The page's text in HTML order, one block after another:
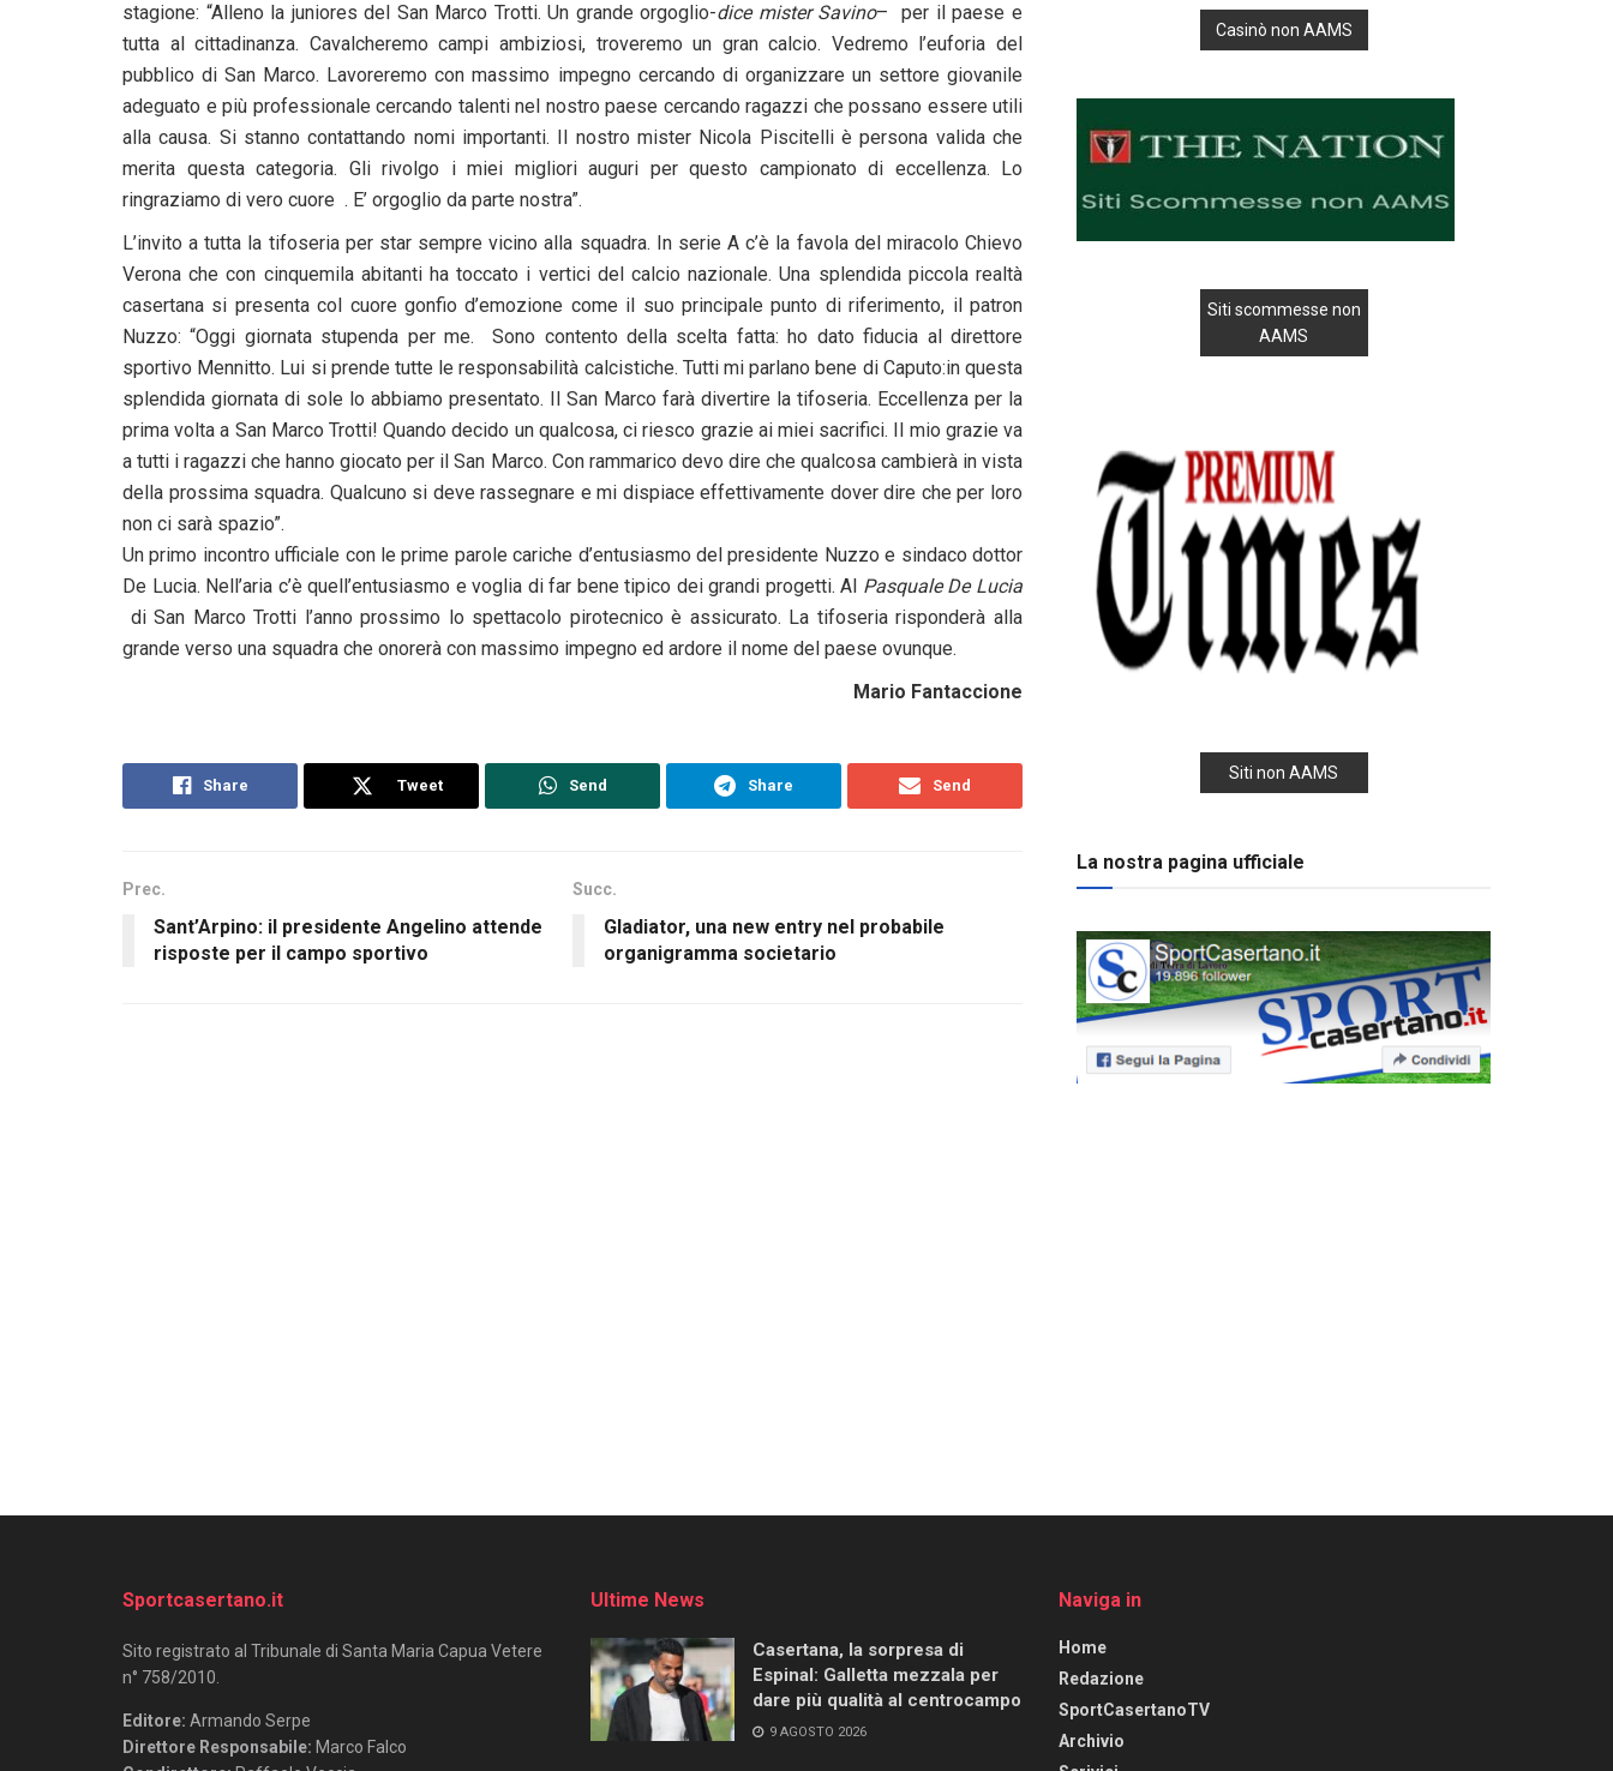
stagione: “Alleno la juniores del San Marco Trotti. Un grande orgoglio-dice mister Savino– per il paese e
tutta al cittadinanza. Cavalcheremo campi ambiziosi, troveremo un gran calcio. Vedremo l’euforia del
pubblico di San Marco. Lavoreremo con massimo impegno cercando di organizzare un settore giovanile
adeguato e più professionale cercando talenti nel nostro paese cercando ragazzi che possano essere utili
alla causa. Si stanno contattando nomi importanti. Il nostro mister Nicola Piscitelli è persona valida che
merita questa categoria. Gli rivolgo i miei migliori auguri per questo campionato di eccellenza. Lo
ringraziamo di vero cuore . E’ orgoglio da parte nostra”.
L’invito a tutta la tifoseria per star sempre vicino alla squadra. In serie A c’è la favola del miracolo Chievo
Verona che con cinquemila abitanti ha toccato i vertici del calcio nazionale. Una splendida piccola realtà
casertana si presenta col cuore gonfio d’emozione come il suo principale punto di riferimento, il patron
Nuzzo: “Oggi giornata stupenda per me. Sono contento della scelta fatta: ho dato fiducia al direttore
sportivo Mennitto. Lui si prende tutte le responsabilità calcistiche. Tutti mi parlano bene di Caputo:in questa
splendida giornata di sole lo abbiamo presentato. Il San Marco farà divertire la tifoseria. Eccellenza per la
prima volta a San Marco Trotti! Quando decido un qualcosa, ci riesco grazie ai miei sacrifici. Il mio grazie va
a tutti i ragazzi che hanno giocato per il San Marco. Con rammarico devo dire che qualcosa cambierà in vista
della prossima squadra. Qualcuno si deve rassegnare e mi dispiace effettivamente dover dire che per loro
non ci sarà spazio”.
Un primo incontro ufficiale con le prime parole cariche d’entusiasmo del presidente Nuzzo e sindaco dottor
De Lucia. Nell’aria c’è quell’entusiasmo e voglia di far bene tipico dei grandi progetti. Al Pasquale De Lucia
di San Marco Trotti l’anno prossimo lo spettacolo pirotecnico è assicurato. La tifoseria risponderà alla
grande verso una squadra che onorerà con massimo impegno ed ardore il nome del paese ovunque.
Mario Fantaccione
Share Tweet Send Share Send
Prec.
Sant’Arpino: il presidente Angelino attende
risposte per il campo sportivo
Succ.
Gladiator, una new entry nel probabile
organigramma societario
Casinò non AAMS
Siti scommesse non
AAMS
Siti non AAMS
La nostra pagina ufficiale
Sportcasertano.it
Sito registrato al Tribunale di Santa Maria Capua Vetere
n° 758/2010.
Editore: Armando Serpe
Direttore Responsabile: Marco Falco
Ultime News
Casertana, la sorpresa di
Espinal: Galletta mezzala per
dare più qualità al centrocampo
9 AGOSTO 2026
Naviga in
Home
Redazione
SportCasertanoTV
Archivio